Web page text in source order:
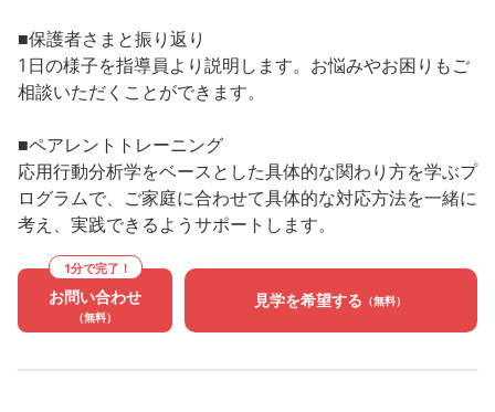
■保護者さまと振り返り
1日の様子を指導員より説明します。お悩みやお困りもご
相談いただくことができます。
■ペアレントトレーニング
応用行動分析学をベースとした具体的な関わり方を学ぶプ
ログラムで、ご家庭に合わせて具体的な対応方法を一緒に
考え、実践できるようサポートします。
1分で完了！
お問い合わせ
（無料）
見学を希望する （無料）